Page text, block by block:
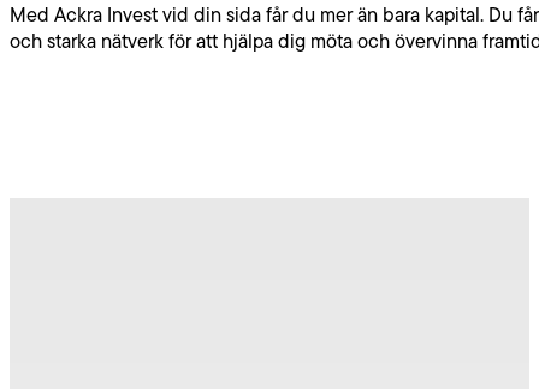
Med Ackra Invest vid din sida får du mer än bara kapital. Du
och starka nätverk för att hjälpa dig möta och övervinna